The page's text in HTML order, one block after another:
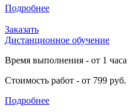
Подробнее
Заказать
Дистанционное обучение
Время выполнения - от 1 часа
Стоимость работ - от 799 руб.
Подробнее